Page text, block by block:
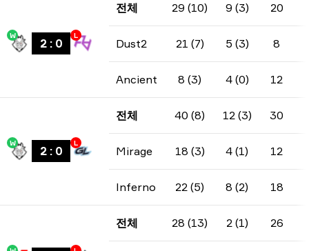
W
2: 0
L
전체 29 (10) 9 (3) 20
Dust2 21 (7) 5 (3) 8
Ancient 8 (3) 4 (0) 12
W
2: 0
L
전체 40 (8) 12 (3) 30
Mirage 18 (3) 4 (1) 12
Inferno 22 (5) 8 (2) 18
전체 28 (13) 2 (1) 26